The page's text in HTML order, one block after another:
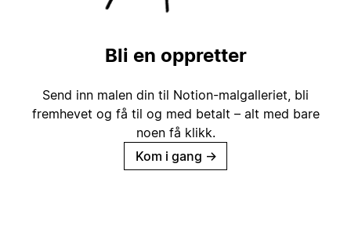
Bli en oppretter
Send inn malen din til Notion-malgalleriet, bli
fremhevet og få til og med betalt – alt med bare
noen få klikk.
Kom i gang →